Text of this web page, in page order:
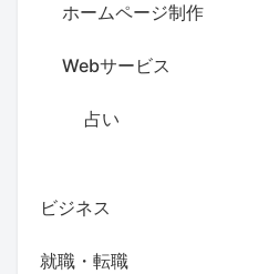
ホームページ制作
Webサービス
占い
ビジネス
就職・転職